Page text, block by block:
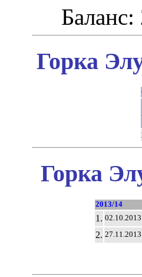
Горка
Горка
2013/14
1. 02.10.2013
2. 27.11.2013